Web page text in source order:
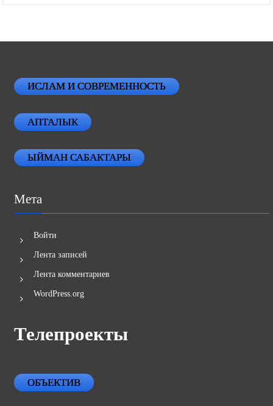
ИСЛАМ И СОВРЕМЕННОСТЬ
АПТАЛЫК
ЫЙМАН САБАКТАРЫ
Мета
Войти
Лента записей
Лента комментариев
WordPress.org
Телепроекты
ОБЪЕКТИВ